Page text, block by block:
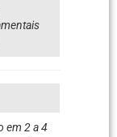
em 2 a 4